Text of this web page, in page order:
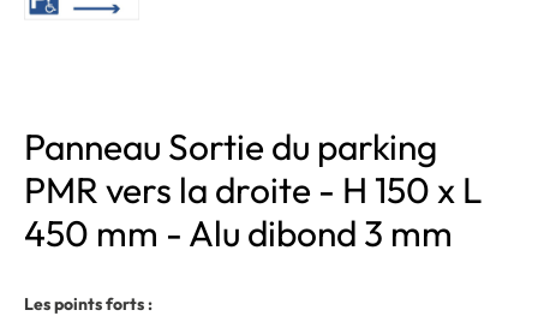
Panneau Sortie du parking
PMR vers la droite - H 150 x L
450 mm - Alu dibond 3 mm
Les points forts :